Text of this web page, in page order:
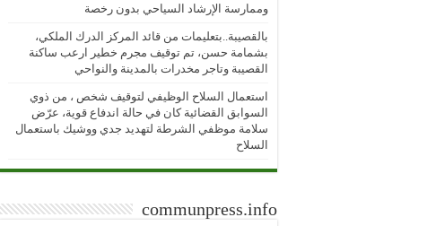
وممارسة الإرشاد السياحي بدون رخصة
بالقصيبة..بتعليمات من قائد المركز الدرك الملكي،
بشمامة حسن، تم توقيف مجرم خطير ارعب ساكنة
القصيبة وتاجر مخدرات بالمدينة والنواحي
استعمال السلاح الوظيفي لتوقيف شخص ، من ذوي
السوابق القضائية كان في حالة اندفاع قوية، عرّض
سلامة موظفي الشرطة لتهديد جدي ووشيك باستعمال
السلاح
communpress.info